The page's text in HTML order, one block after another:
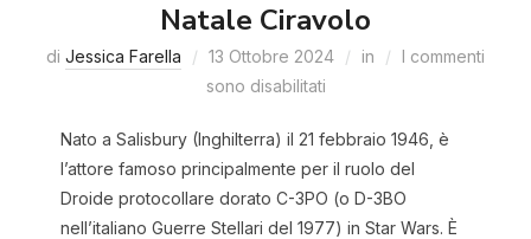
Natale Ciravolo
di Jessica Farella 13 Ottobre 2024 in
I commenti
sono disabilitati
Nato a Salisbury (Inghilterra) il 21 febbraio 1946, è
l’attore famoso principalmente per il ruolo del
Droide protocollare dorato C-3PO (o D-3BO
nell’italiano Guerre Stellari del 1977) in Star Wars. È